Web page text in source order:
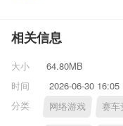
相关信息
大小
64.80MB
时间
2026-06-30 16:05
分类
网络游戏 赛车